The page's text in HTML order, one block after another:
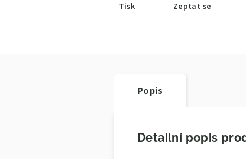
Tisk Zeptat se
Popis
Detailní popis